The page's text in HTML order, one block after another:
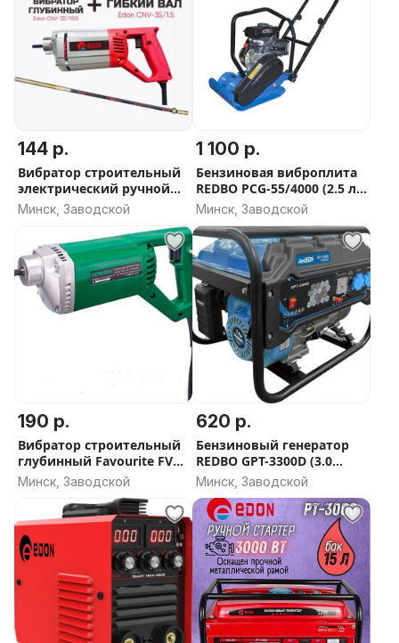
Max уплотняемая площадь: 450 м²/ч
Виброгасящий коврик в комплекте: нет
Комплект поставки:
Виброплита в сборе (двигатель, основание)
Сборочно-наладочный комплект
Руководство по эксплуатации
Упаковка
144 р.
Вибратор строительный
электрический ручной
EDON CV-35/1100 + Вал 1.5
Минск, Заводской
1 100 р.
Бензиновая виброплита
REDBO PCG-55/4000 (2.5 л/
с., 50 кг.)
Минск, Заводской
190 р.
Вибратор строительный
глубинный Favourite FV
1200+ вал 1,5 м.
Минск, Заводской
620 р.
Бензиновый генератор
REDBO GPT-3300D (3.0
кВт./3.3 кВт.,ручной
стартер)
Минск, Заводской